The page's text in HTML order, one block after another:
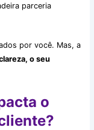
parceria
por você. Mas, a
o seu
o